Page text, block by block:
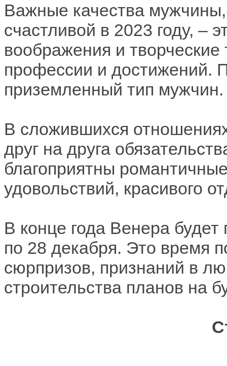
Важные качества
счастливой в 2023 году, –
воображения и
профессии и достижений.
приземленный тип мужчин.
В сложившихся
друг на друга
благоприятны
удовольствий, красивого
В конце года Венера будет
по 28 декабря. Это время
сюрпризов, признаний в
строительства планов на